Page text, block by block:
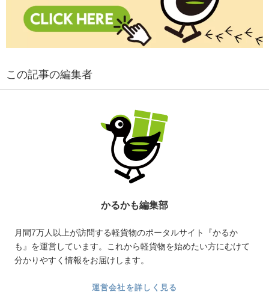
この記事の編集者
かるかも編集部
月間7万人以上が訪問する軽貨物のポータルサイト『かるか
も』を運営しています。これから軽貨物を始めたい方にむけて
分かりやすく情報をお届けします。
運営会社を詳しく見る